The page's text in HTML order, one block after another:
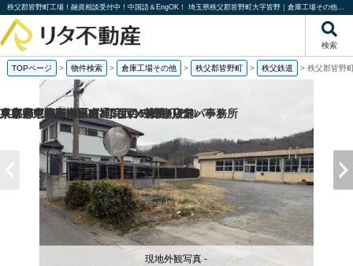
秩父郡皆野町工場！融資相談受付中！中国語＆EngOK！ 埼玉県秩父郡皆野町大字皆野｜倉庫工場その他｜株式会社リタ不動産
検索
TOPページ > 物件検索 > 倉庫工場その他 > 秩父郡皆野町 > 秩父鉄道 > 秩父郡皆野
現地外観写真 -
京都府京都市南区吉祥院西ノ茶屋町の
東京都東大和市中央2丁目の一棟売りアパート
東京都中野区江原町3丁目の1棟売りビル
兵庫県尼崎市神田南通3丁目の売り店舗・事務所